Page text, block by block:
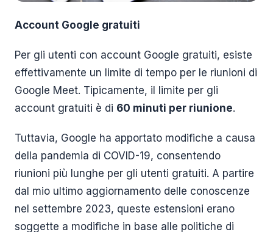
Account Google gratuiti
Per gli utenti con account Google gratuiti, esiste
effettivamente un limite di tempo per le riunioni di
Google Meet. Tipicamente, il limite per gli
account gratuiti è di 60 minuti per riunione.
Tuttavia, Google ha apportato modifiche a causa
della pandemia di COVID-19, consentendo
riunioni più lunghe per gli utenti gratuiti. A partire
dal mio ultimo aggiornamento delle conoscenze
nel settembre 2023, queste estensioni erano
soggette a modifiche in base alle politiche di